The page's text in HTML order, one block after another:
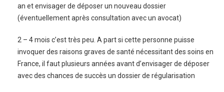
an et envisager de déposer un nouveau dossier
(éventuellement après consultation avec un avocat)
2 – 4 mois c’est très peu. A part si cette personne puisse
invoquer des raisons graves de santé nécessitant des soins en
France, il faut plusieurs années avant d’envisager de déposer
avec des chances de succès un dossier de régularisation